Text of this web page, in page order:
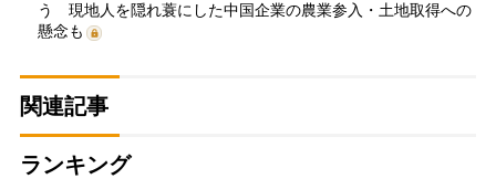
う 現地人を隠れ蓑にした中国企業の農業参入・土地取得への
懸念も
関連記事
ランキング